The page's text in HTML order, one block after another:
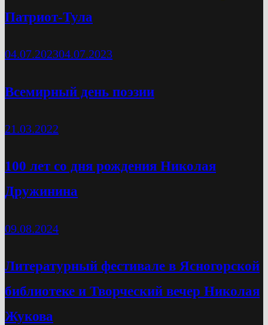
Патриот-Тула
04.07.202304.07.2023
Всемирный день поэзии
21.03.2022
100 лет со дня рождения Николая
Дружинина
09.08.2024
Литературный фестивале в Ясногорской
библиотеке и Творческий вечер Николая
Жукова